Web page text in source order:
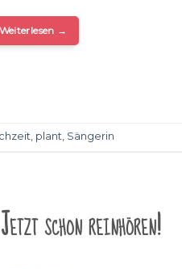
Weiterlesen →
, plant, Sängerin
schon reinhören!